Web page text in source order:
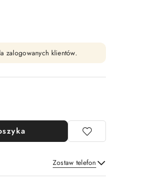
zalogowanych klientów.
Zostaw telefon
Wyślij